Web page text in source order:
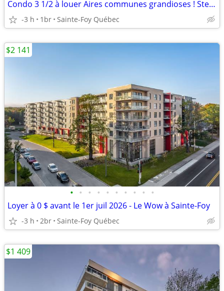
Condo 3 1/2 à louer Aires communes grandioses ! Ste-Foy
-3 h 1br Sainte-Foy Québec
• • • • • • • • • •
Loyer à 0 $ avant le 1er juil 2026 - Le Wow à Sainte-Foy
-3 h 2br Sainte-Foy Québec
$2 141
$1 409